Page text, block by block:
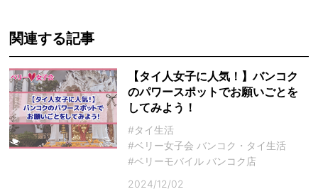
関連する記事
【タイ人女子に人気！】バンコク
のパワースポットでお願いごとを
してみよう！
#タイ生活
#ベリー女子会 バンコク・タイ生活
#ベリーモバイル バンコク店
2024/12/02